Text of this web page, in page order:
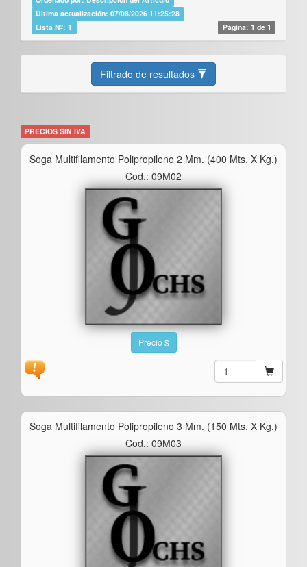
Última actualización: 07/08/2026 11:25:28
Lista Nº: 1
Página: 1 de 1
Filtrado de resultados
PRECIOS SIN IVA
Soga Multifilamento Polipropileno 2 Mm. (400 Mts. X Kg.)
Cod.: 09M02
Precio $
Soga Multifilamento Polipropileno 3 Mm. (150 Mts. X Kg.)
Cod.: 09M03